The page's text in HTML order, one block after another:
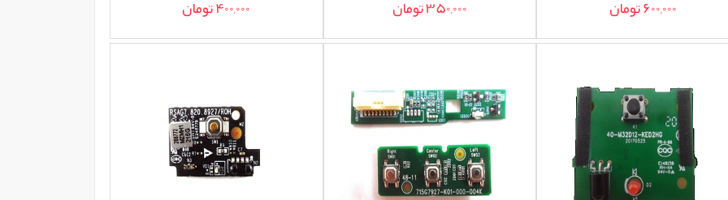
600,000 تومان 350,000 تومان 400,000 تومان